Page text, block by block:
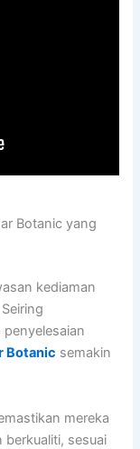
Botanic yang
kediaman
Botanic semakin
mereka
berkualiti, sesuai